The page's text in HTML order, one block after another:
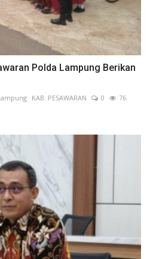
Polda Lampung Berikan
KAB. PESAWARAN 0
76